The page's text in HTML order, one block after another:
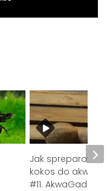
Jak spreparować
kokos do
#11. AkwaGadka